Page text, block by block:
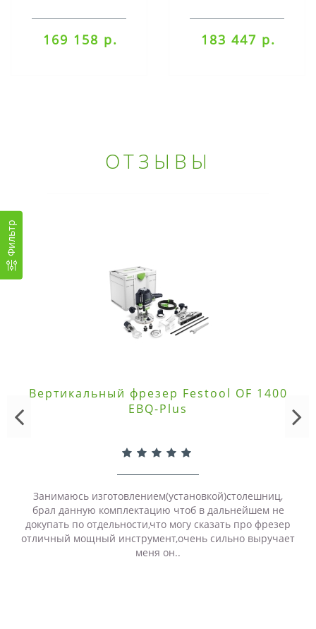
Фильтр
169 158 р. 183 447 р.
ОТЗЫВЫ
Вертикальный фрезер Festool OF 1400
EBQ-Plus
Занимаюсь изготовлением(установкой)столешниц,
брал данную комплектацию чтоб в дальнейшем не
докупать по отдельности,что могу сказать про фрезер
отличный мощный инструмент,очень сильно выручает
меня он..